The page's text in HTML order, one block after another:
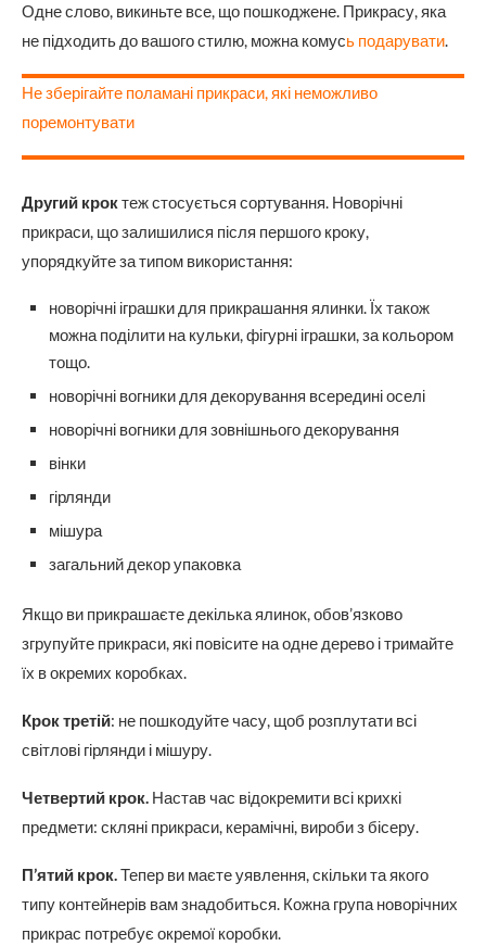
Одне слово, викиньте все, що пошкоджене. Прикрасу, яка
не підходить до вашого стилю, можна комусь подарувати.
Не зберігайте поламані прикраси, які неможливо
поремонтувати
Другий кроктеж стосується сортування. Новорічні
прикраси, що залишилися після першого кроку,
упорядкуйте за типом використання:
новорічні іграшки для прикрашання ялинки. Їх також
можна поділити на кульки, фігурні іграшки, за кольором
тощо.
новорічні вогники для декорування всередині оселі
новорічні вогники для зовнішнього декорування
вінки
гірлянди
мішура
загальний декор упаковка
Якщо ви прикрашаєте декілька ялинок, обов’язково
згрупуйте прикраси, які повісите на одне дерево і тримайте
їх в окремих коробках.
Крок третій: не пошкодуйте часу, щоб розплутати всі
світлові гірлянди і мішуру.
Четвертий крок. Настав час відокремити всі крихкі
предмети: скляні прикраси, керамічні, вироби з бісеру.
П’ятий крок.Тепер ви маєте уявлення, скільки та якого
типу контейнерів вам знадобиться. Кожна група новорічних
прикрас потребує окремої коробки.